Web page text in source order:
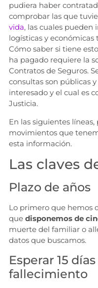
pudiera haber
comprobar las que
vida, las cuales pueden
logísticas y económicas
Cómo saber si tiene
ha pagado requiere la
Contratos de Seguros.
consultas son públicas
interesado y el cual es
Justicia.
En las siguientes
movimientos que
esta información.
Las claves
Plazo de años
Lo primero que hemos
que disponemos de
muerte del familiar o
datos que buscamos.
Esperar 15
fallecimiento